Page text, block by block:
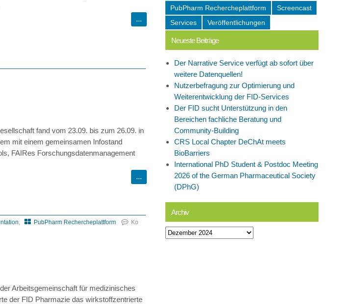
fand vom 23.09. bis zum 26.09. in
mit einem gemeinsamen Infostand
FAIRes Forschungsdatenmanagement
, PubPharm Rechercheplattform
Ko
Arbeitsgemeinschaft für medizinisches
der FID Pharmazie das wirkstoffzentrierte
PubPharm Rechercheplattform
Screencast
Services
Veröffentlichungen
Neueste Beiträge
Der Narrative Service verfügt ab sofort über
weitere Datenquellen!
Nutzerbefragung zur Optimierung und
Weiterentwicklung der FID-Services
Der FID sucht Unterstützung in den
Bereichen fachliche Beratung und
Community-Building
CRS Local Chapter DeChAt meets
BioBarriers
International PhD Student & Postdoc Meeting
2026 of the German Pharmaceutical Society
(DPhG)
Archiv
Archiv